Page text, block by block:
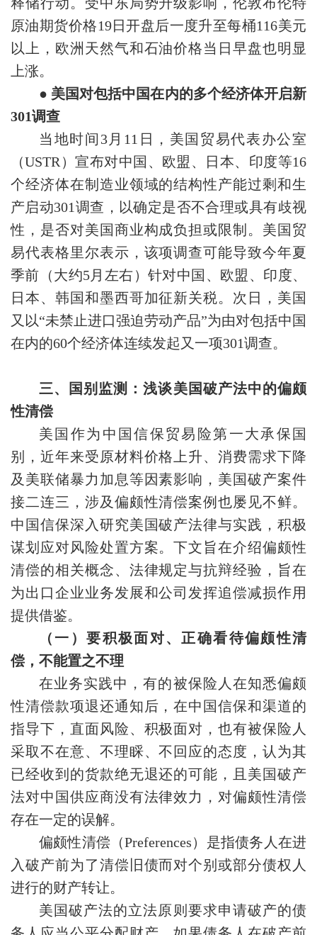
原油期货价格19日开盘后一度升至每桶116美元
以上，欧洲天然气和石油价格当日早盘也明显
上涨。
● 美国对包括中国在内的多个经济体开启新
301调查
当地时间3月11日，美国贸易代表办公室
（USTR）宣布对中国、欧盟、日本、印度等16
个经济体在制造业领域的结构性产能过剩和生
产启动301调查，以确定是否不合理或具有歧视
性，是否对美国商业构成负担或限制。美国贸
易代表格里尔表示，该项调查可能导致今年夏
季前（大约5月左右）针对中国、欧盟、印度、
日本、韩国和墨西哥加征新关税。次日，美国
又以“未禁止进口强迫劳动产品”为由对包括中国
在内的60个经济体连续发起又一项301调查。
三、国别监测：浅谈美国破产法中的偏颇
性清偿
美国作为中国信保贸易险第一大承保国
别，近年来受原材料价格上升、消费需求下降
及美联储暴力加息等因素影响，美国破产案件
接二连三，涉及偏颇性清偿案例也屡见不鲜。
中国信保深入研究美国破产法律与实践，积极
谋划应对风险处置方案。下文旨在介绍偏颇性
清偿的相关概念、法律规定与抗辩经验，旨在
为出口企业业务发展和公司发挥追偿减损作用
提供借鉴。
（一）要积极面对、正确看待偏颇性清
偿，不能置之不理
在业务实践中，有的被保险人在知悉偏颇
性清偿款项退还通知后，在中国信保和渠道的
指导下，直面风险、积极面对，也有被保险人
采取不在意、不理睬、不回应的态度，认为其
已经收到的货款绝无退还的可能，且美国破产
法对中国供应商没有法律效力，对偏颇性清偿
存在一定的误解。
偏颇性清偿（Preferences）是指债务人在进
入破产前为了清偿旧债而对个别或部分债权人
进行的财产转让。
美国破产法的立法原则要求申请破产的债